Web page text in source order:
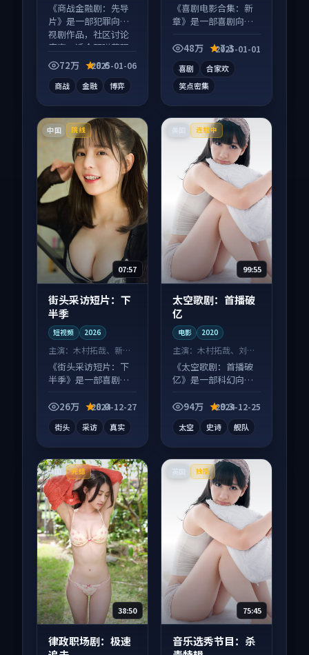
《商战金融剧：先导
片》是一部犯罪向电
视剧作品，社区讨论
度高，适合配弹幕观
看。72万 8.6
2025-01-06
商战 金融 博弈
《喜剧电影合集：新
章》是一部喜剧向电
酵，适合周末一口气
48万 7.3
2025-01-01
喜剧
合家欢
笑点密集
中国 院线
07:57
街头采访短片：下
半季
短视频 2026
主演： 木村拓哉、新垣
结衣 等
《街头采访短片：下
半季》是一部喜剧向
续发酵，适合周末一
26万 8.0
2024-12-27
街头 采访 真实
连载中
99:55
太空歌剧：首播破
亿
电影 2020
主演：木村拓哉、刘昊
然 等
《太空歌剧：首播破
亿》是一部科幻向电
全，观感爽快不拖
94万 9.3
2024-12-25
太空 史诗 舰队
中国 完结
38:50
律政职场剧：极速
独播
75:45
音乐选秀节目：杀